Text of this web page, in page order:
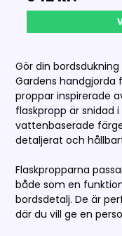
Gör din
Gardens handgjorda
proppar inspirerade
flaskpropp är snidad
vattenbaserade
detaljerat och
Flaskpropparna
både som en
bordsdetalj. De är
där du vill ge en